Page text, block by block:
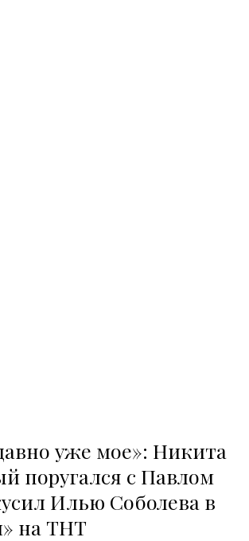
уже мое»: Никита
поругался с Павлом
Илью Соболева в
на ТНТ